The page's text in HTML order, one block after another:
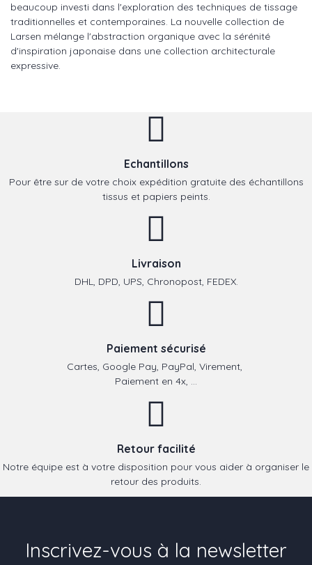
beaucoup investi dans l'exploration des techniques de tissage
traditionnelles et contemporaines. La nouvelle collection de
Larsen mélange l'abstraction organique avec la sérénité
d'inspiration japonaise dans une collection architecturale
expressive.
Echantillons
Pour être sur de votre choix expédition gratuite des échantillons
tissus et papiers peints.
Livraison
DHL, DPD, UPS, Chronopost, FEDEX.
Paiement sécurisé
Cartes, Google Pay, PayPal, Virement,
Paiement en 4x, ...
Retour facilité
Notre équipe est à votre disposition pour vous aider à organiser le
retour des produits.
Inscrivez-vous à la newsletter